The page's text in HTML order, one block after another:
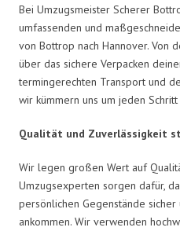
Bei Umzugsmeister Scherer
umfassenden und
von Bottrop nach Hannover. Von
über das sichere Verpacken
termingerechten Transport und
wir kümmern uns um jeden
Qualität und Zuverlässigkeit
Wir legen großen Wert auf
Umzugsexperten sorgen dafür,
persönlichen Gegenstände
ankommen. Wir verwenden